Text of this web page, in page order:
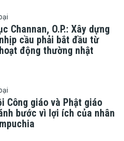
Channan, O.P.: Xây dựng
cầu phải bắt đầu từ
động thường nhật
Công giáo và Phật giáo
bước vì lợi ích của nhân